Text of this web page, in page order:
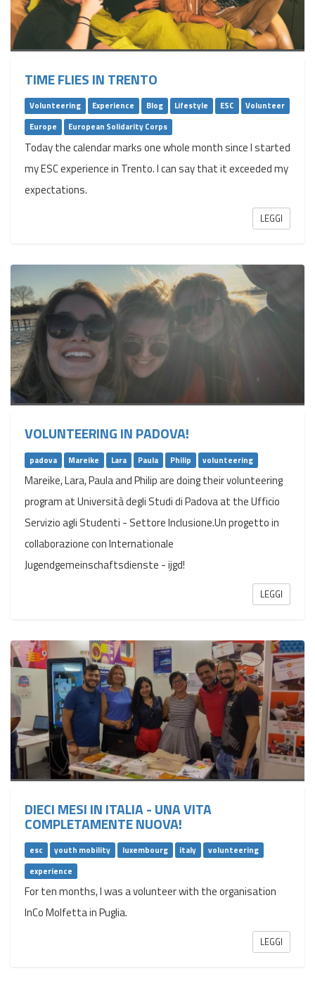
TIME FLIES IN TRENTO
Volunteering Experience Blog Lifestyle ESC
Volunteer
Europe
European Solidarity Corps
Today the calendar marks one whole month since I started
my ESC experience in Trento. I can say that it exceeded my
expectations.
LEGGI
VOLUNTEERING IN PADOVA!
padova Mareike Lara Paula Philip volunteering
Mareike, Lara, Paula and Philip are doing their volunteering
program at Università degli Studi di Padova at the Ufficio
Servizio agli Studenti - Settore Inclusione.Un progetto in
collaborazione con Internationale
Jugendgemeinschaftsdienste - ijgd!
LEGGI
DIECI MESI IN ITALIA - UNA VITA
COMPLETAMENTE NUOVA!
esc youth mobility luxembourg italy
volunteering
experience
For ten months, I was a volunteer with the organisation
InCo Molfetta in Puglia.
LEGGI